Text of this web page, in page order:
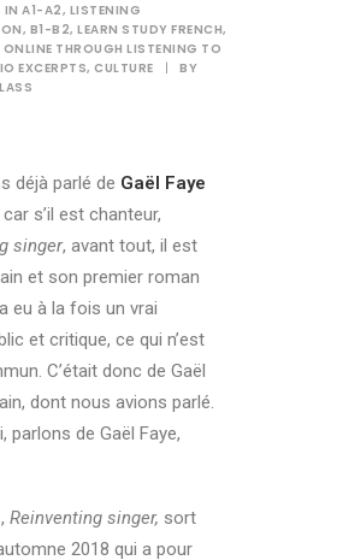
IN A1-A2, LISTENING
, B1-B2, LEARN STUDY FRENCH,
ONLINE THROUGH LISTENING TO
EXCERPTS, CULTURE |
BY
déjà parlé de Gaël Faye
s’il est chanteur,
singer, avant tout, il est
et son premier roman
a eu à la fois un vrai
et critique, ce qui n’est
C’était donc de Gaël
dont nous avions parlé.
parlons de Gaël Faye,
, Reinventing singer, sort
2018 qui a pour